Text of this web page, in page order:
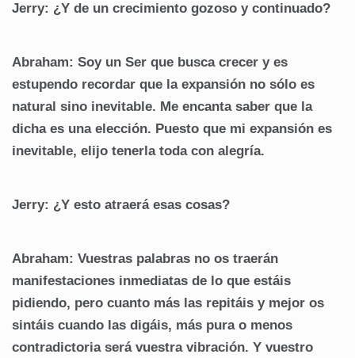
Jerry: ¿Y de un crecimiento gozoso y continuado?
Abraham: Soy un Ser que busca crecer y es
estupendo recordar que la expansión no sólo es
natural sino inevitable. Me encanta saber que la
dicha es una elección. Puesto que mi expansión es
inevitable, elijo tenerla toda con alegría.
Jerry: ¿Y esto atraerá esas cosas?
Abraham: Vuestras palabras no os traerán
manifestaciones inmediatas de lo que estáis
pidiendo, pero cuanto más las repitáis y mejor os
sintáis cuando las digáis, más pura o menos
contradictoria será vuestra vibración. Y vuestro